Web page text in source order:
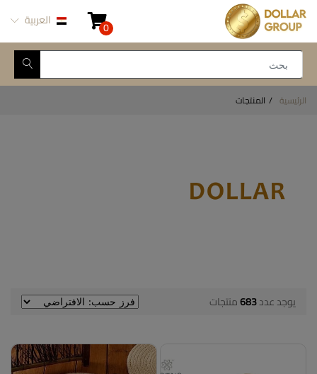
0 العربية
الرئيسية المنتجات
يوجد عدد683منتجات